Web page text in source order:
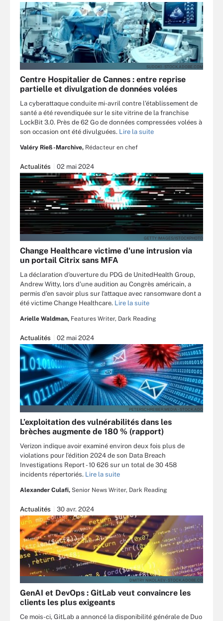
SUDOK1 - STOCK.ADOBE.COM
Centre Hospitalier de Cannes : entre reprise
partielle et divulgation de données volées
La cyberattaque conduite mi-avril contre l’établissement de
santé a été revendiquée sur le site vitrine de la franchise
LockBit 3.0. Près de 62 Go de données compressées volées à
son occasion ont été divulguées. Lire la suite
Valéry Rieß-Marchive, Rédacteur en chef
Actualités 02 mai 2024
GETTY IMAGES/ISTOCKPHOTO
Change Healthcare victime d'une intrusion via
un portail Citrix sans MFA
La déclaration d'ouverture du PDG de UnitedHealth Group,
Andrew Witty, lors d'une audition au Congrès américain, a
permis d'en savoir plus sur l'attaque avec ransomware dont a
été victime Change Healthcare. Lire la suite
Arielle Waldman, Features Writer, Dark Reading
Actualités 02 mai 2024
PETERSCHREIBER.MEDIA - STOCK.ADO
L’exploitation des vulnérabilités dans les
brèches augmente de 180 % (rapport)
Verizon indique avoir examiné environ deux fois plus de
violations pour l'édition 2024 de son Data Breach
Investigations Report - 10 626 sur un total de 30 458
incidents répertoriés. Lire la suite
Alexander Culafi, Senior News Writer, Dark Reading
Actualités 30 avr. 2024
DMITRY NIKOLAEV - STOCK.ADOBE.CO
GenAI et DevOps : GitLab veut convaincre les
clients les plus exigeants
Ce mois-ci, GitLab a annoncé la disponibilité générale de Duo